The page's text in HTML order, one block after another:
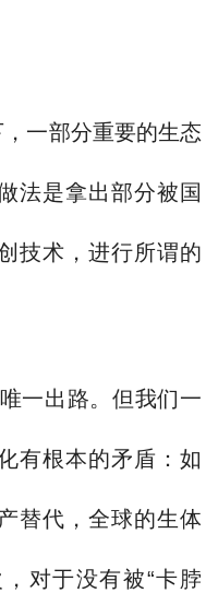
一部分重要的生态
法是拿出部分被国
技术，进行所谓的
出路。但我们一
有根本的矛盾：如
替代，全球的生体
对于没有被“卡脖